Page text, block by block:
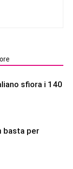
sfiora i 140
basta per